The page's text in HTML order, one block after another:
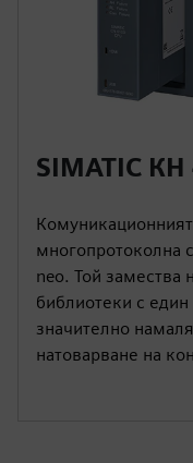
SIMATIC
многопротоколна
neo. Той замества
библиотеки с
значително
натоварване на